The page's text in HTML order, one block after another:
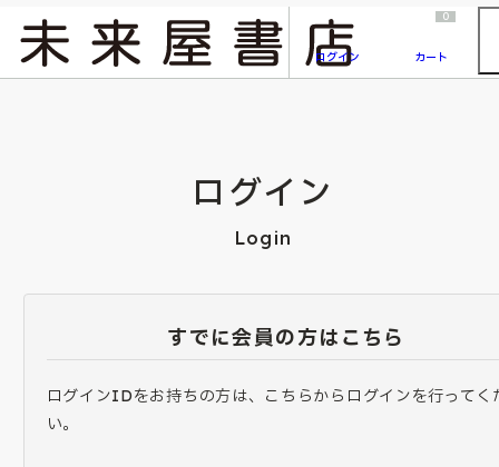
『ONE PIECE magazine 021 ONE PIECEカード付き同梱版』発売延期のご案内
ログイン
0
カート
ログイン
Login
すでに会員の方はこちら
ログインIDをお持ちの方は、こちらからログインを行ってく
い。